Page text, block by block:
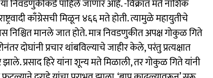
निवडणुकीकडे पाहिले जाणार आहे. -विक्रांत मते नाशिक
काँग्रेसची मिळून ४६६ मते होती. त्यामुळे महायुतीचे
निश्चित मानले जात होते. मात्र निवडणुकीत अपक्ष गोकुळ गिते
दोघांनी प्रचार थांबविल्याचे जाहीर केले, परंतु प्रत्यक्षात
झाले. प्रसाद हिरे यांना शून्य मते मिळाली, तर गोकुळ गिते यांनी